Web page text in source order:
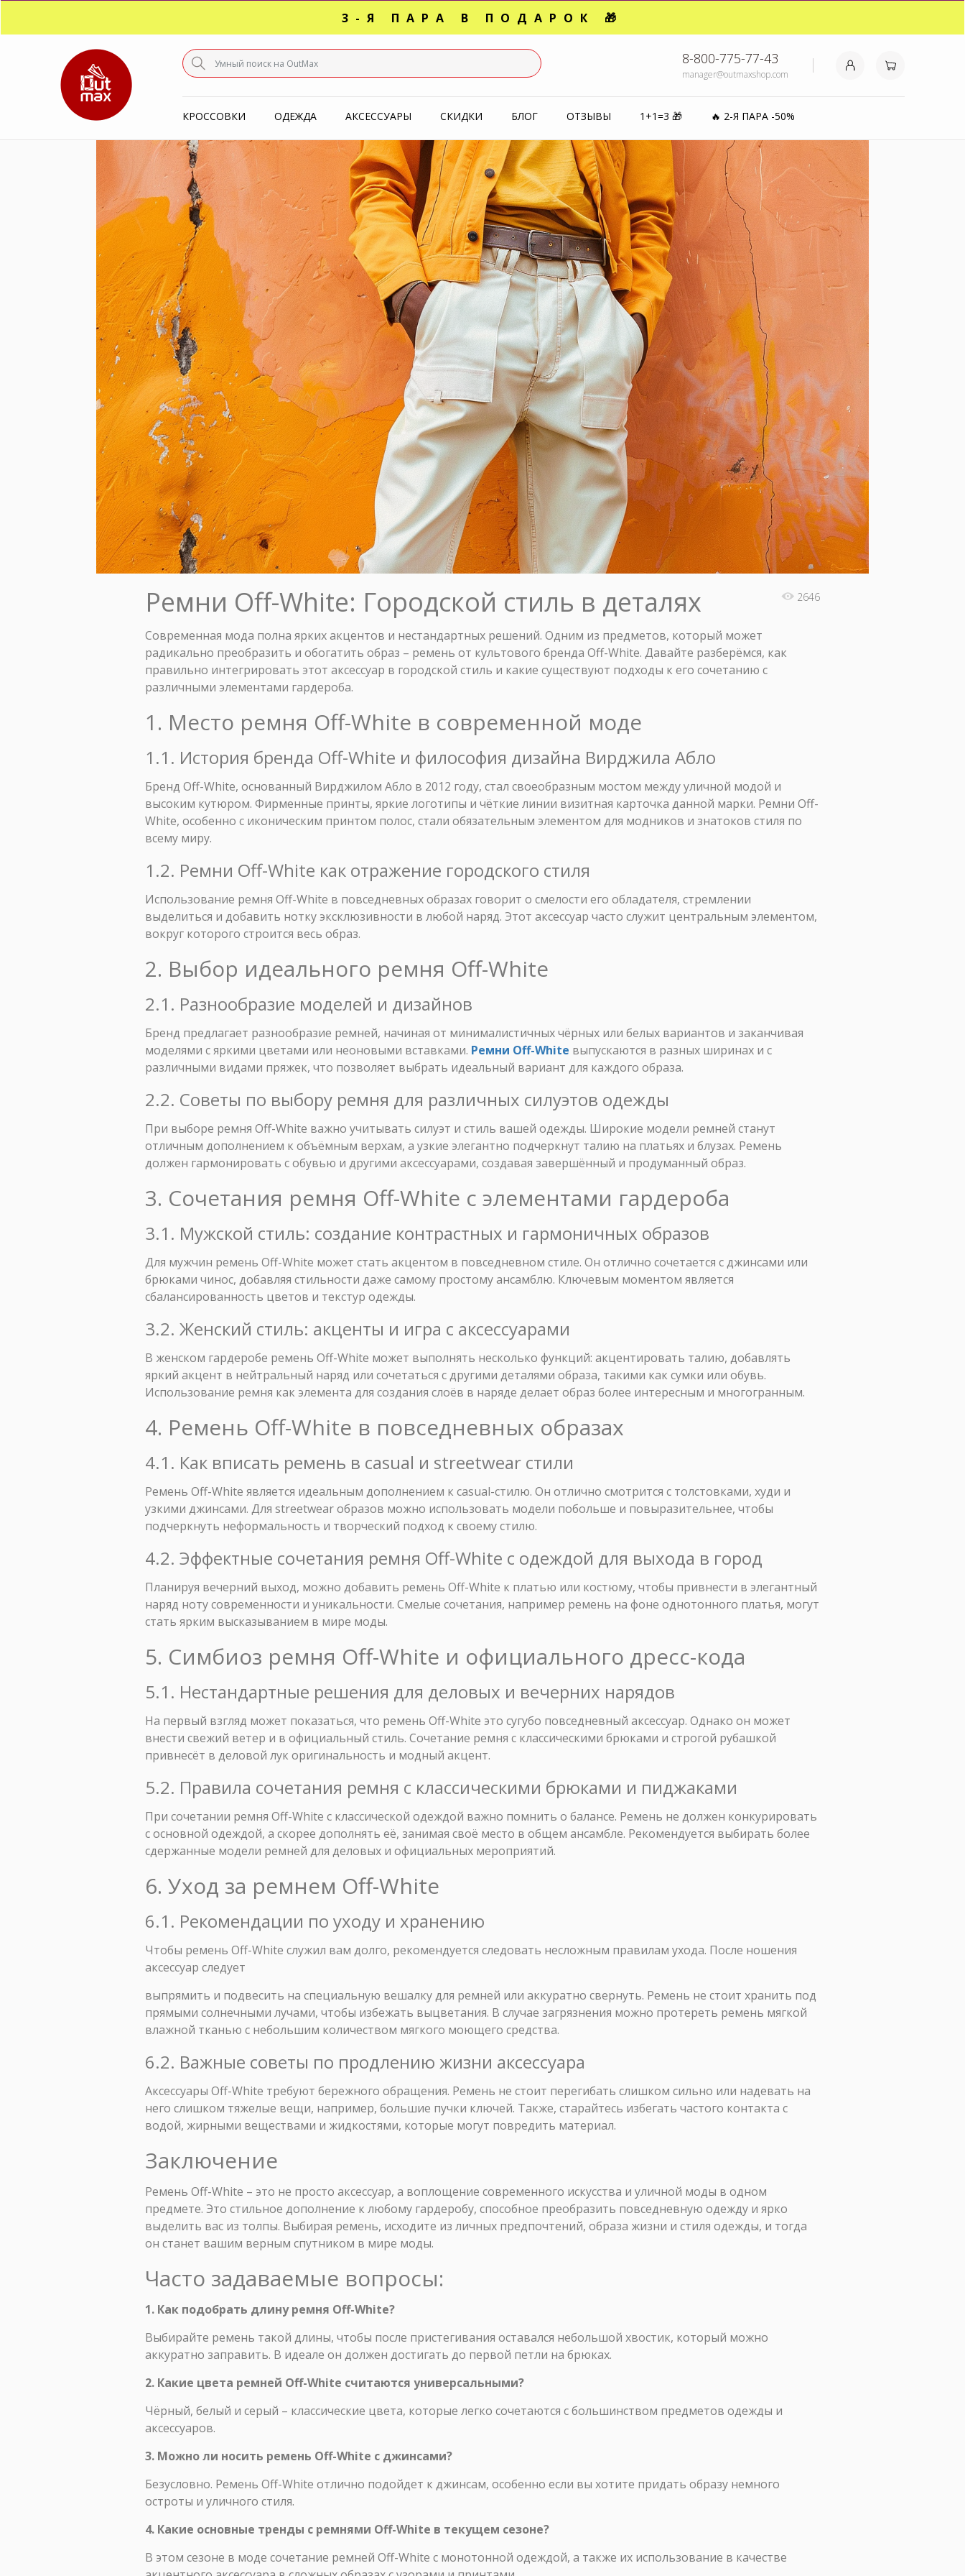
3-Я ПАРА В ПОДАРОК 🎁
ПОСЛЕДНИЕ РАЗМЕРЫ ОТ 1500₽⚡️ 8-800-775-77-43
manager@outmaxshop.com
КРОССОВКИ ОДЕЖДА АКСЕССУАРЫ СКИДКИ БЛОГ ОТЗЫВЫ 1+1=3 🎁 🔥 2-Я ПАРА -50%
Ремни Off-White: Городской стиль в деталях 2646
Современная мода полна ярких акцентов и нестандартных решений. Одним из предметов, который может
радикально преобразить и обогатить образ – ремень от культового бренда Off-White. Давайте разберёмся, как
правильно интегрировать этот аксессуар в городской стиль и какие существуют подходы к его сочетанию с
различными элементами гардероба.
1. Место ремня Off-White в современной моде
1.1. История бренда Off-White и философия дизайна Вирджила Абло
Бренд Off-White, основанный Вирджилом Абло в 2012 году, стал своеобразным мостом между уличной модой и
высоким кутюром. Фирменные принты, яркие логотипы и чёткие линии визитная карточка данной марки. Ремни Off-
White, особенно с иконическим принтом полос, стали обязательным элементом для модников и знатоков стиля по
всему миру.
1.2. Ремни Off-White как отражение городского стиля
Использование ремня Off-White в повседневных образах говорит о смелости его обладателя, стремлении
выделиться и добавить нотку эксклюзивности в любой наряд. Этот аксессуар часто служит центральным элементом,
вокруг которого строится весь образ.
2. Выбор идеального ремня Off-White
2.1. Разнообразие моделей и дизайнов
Бренд предлагает разнообразие ремней, начиная от минималистичных чёрных или белых вариантов и заканчивая
моделями с яркими цветами или неоновыми вставками. Ремни Off-White выпускаются в разных ширинах и с
различными видами пряжек, что позволяет выбрать идеальный вариант для каждого образа.
2.2. Советы по выбору ремня для различных силуэтов одежды
При выборе ремня Off-White важно учитывать силуэт и стиль вашей одежды. Широкие модели ремней станут
отличным дополнением к объёмным верхам, а узкие элегантно подчеркнут талию на платьях и блузах. Ремень
должен гармонировать с обувью и другими аксессуарами, создавая завершённый и продуманный образ.
3. Сочетания ремня Off-White с элементами гардероба
3.1. Мужской стиль: создание контрастных и гармоничных образов
Для мужчин ремень Off-White может стать акцентом в повседневном стиле. Он отлично сочетается с джинсами или
брюками чинос, добавляя стильности даже самому простому ансамблю. Ключевым моментом является
сбалансированность цветов и текстур одежды.
3.2. Женский стиль: акценты и игра с аксессуарами
В женском гардеробе ремень Off-White может выполнять несколько функций: акцентировать талию, добавлять
яркий акцент в нейтральный наряд или сочетаться с другими деталями образа, такими как сумки или обувь.
Использование ремня как элемента для создания слоёв в наряде делает образ более интересным и многогранным.
4. Ремень Off-White в повседневных образах
4.1. Как вписать ремень в casual и streetwear стили
Ремень Off-White является идеальным дополнением к casual-стилю. Он отлично смотрится с толстовками, худи и
узкими джинсами. Для streetwear образов можно использовать модели побольше и повыразительнее, чтобы
подчеркнуть неформальность и творческий подход к своему стилю.
4.2. Эффектные сочетания ремня Off-White с одеждой для выхода в город
Планируя вечерний выход, можно добавить ремень Off-White к платью или костюму, чтобы привнести в элегантный
наряд ноту современности и уникальности. Смелые сочетания, например ремень на фоне однотонного платья, могут
стать ярким высказыванием в мире моды.
5. Симбиоз ремня Off-White и официального дресс-кода
5.1. Нестандартные решения для деловых и вечерних нарядов
На первый взгляд может показаться, что ремень Off-White это сугубо повседневный аксессуар. Однако он может
внести свежий ветер и в официальный стиль. Сочетание ремня с классическими брюками и строгой рубашкой
привнесёт в деловой лук оригинальность и модный акцент.
5.2. Правила сочетания ремня с классическими брюками и пиджаками
При сочетании ремня Off-White с классической одеждой важно помнить о балансе. Ремень не должен конкурировать
с основной одеждой, а скорее дополнять её, занимая своё место в общем ансамбле. Рекомендуется выбирать более
сдержанные модели ремней для деловых и официальных мероприятий.
6. Уход за ремнем Off-White
6.1. Рекомендации по уходу и хранению
Чтобы ремень Off-White служил вам долго, рекомендуется следовать несложным правилам ухода. После ношения
аксессуар следует
выпрямить и подвесить на специальную вешалку для ремней или аккуратно свернуть. Ремень не стоит хранить под
прямыми солнечными лучами, чтобы избежать выцветания. В случае загрязнения можно протереть ремень мягкой
влажной тканью с небольшим количеством мягкого моющего средства.
6.2. Важные советы по продлению жизни аксессуара
Аксессуары Off-White требуют бережного обращения. Ремень не стоит перегибать слишком сильно или надевать на
него слишком тяжелые вещи, например, большие пучки ключей. Также, старайтесь избегать частого контакта с
водой, жирными веществами и жидкостями, которые могут повредить материал.
Заключение
Ремень Off-White – это не просто аксессуар, а воплощение современного искусства и уличной моды в одном
предмете. Это стильное дополнение к любому гардеробу, способное преобразить повседневную одежду и ярко
выделить вас из толпы. Выбирая ремень, исходите из личных предпочтений, образа жизни и стиля одежды, и тогда
он станет вашим верным спутником в мире моды.
Часто задаваемые вопросы:
1. Как подобрать длину ремня Off-White?
Выбирайте ремень такой длины, чтобы после пристегивания оставался небольшой хвостик, который можно
аккуратно заправить. В идеале он должен достигать до первой петли на брюках.
2. Какие цвета ремней Off-White считаются универсальными?
Чёрный, белый и серый – классические цвета, которые легко сочетаются с большинством предметов одежды и
аксессуаров.
3. Можно ли носить ремень Off-White с джинсами?
Безусловно. Ремень Off-White отлично подойдет к джинсам, особенно если вы хотите придать образу немного
остроты и уличного стиля.
4. Какие основные тренды с ремнями Off-White в текущем сезоне?
В этом сезоне в моде сочетание ремней Off-White с монотонной одеждой, а также их использование в качестве